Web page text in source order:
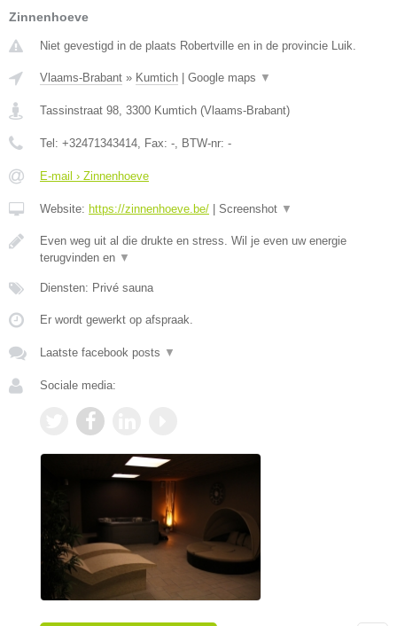
Zinnenhoeve
Niet gevestigd in de plaats Robertville en in de provincie Luik.
Vlaams-Brabant » Kumtich Google maps ▼
Tassinstraat 98 3300 Kumtich (Vlaams-Brabant)
Tel: +32471343414 , Fax: - , BTW-nr: -
E-mail › Zinnenhoeve
Website: https://zinnenhoeve.be/ Screenshot ▼
Even weg uit al die drukte en stress. Wil je even uw energie
terugvinden en ▼
Diensten: Privé sauna
Er wordt gewerkt op afspraak.
Laatste facebook posts ▼
Sociale media: